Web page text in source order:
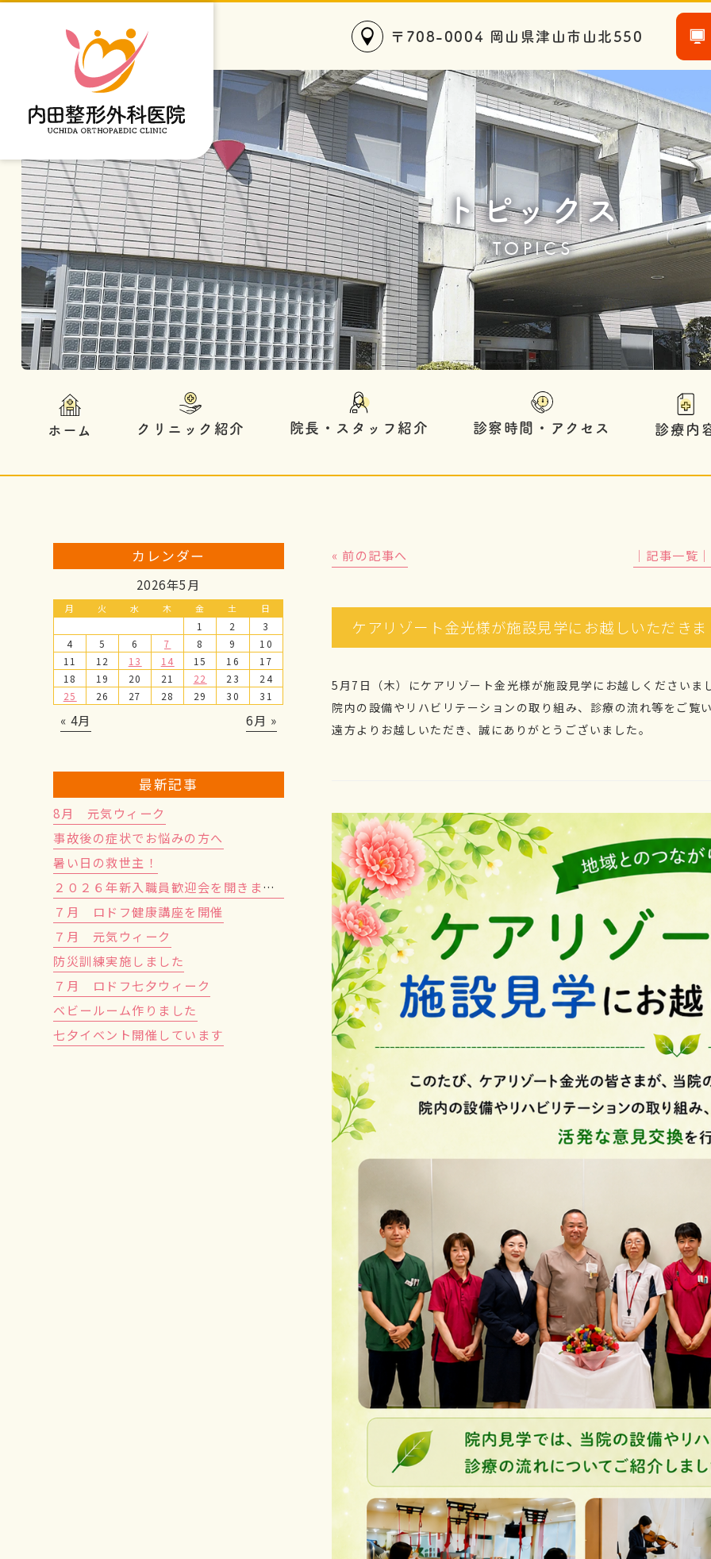
〒708-0004 岡山県津山市山北550
トピックス
TOPICS
ホーム クリニック紹介 院長・スタッフ紹介 診察時間・アクセス 診療内
« 前の記事へ │記事一覧│
ケアリゾート金光様が施設見学にお越しいただきま
5月7日（木）にケアリゾート金光様が施設見学にお越しくださいま
院内の設備やリハビリテーションの取り組み、診療の流れ等をご覧
遠方よりお越しいただき、誠にありがとうございました。
カレンダー
2026年5月
月 火 水 木 金 土 日
1 2
3
4
5 6 7 8 9
10
11
12 13 14 15 16
17
18
19 20 21 22 23
24
25
26 27 28 29 30 31
« 4月 6月 »
最新記事
8月 元気ウィーク
事故後の症状でお悩みの方へ
暑い日の救世主！
２０２６年新入職員歓迎会を開きました！
７月 ロドフ健康講座を開催
７月 元気ウィーク
防災訓練実施しました
７月 ロドフ七夕ウィーク
ベビールーム作りました
七夕イベント開催しています